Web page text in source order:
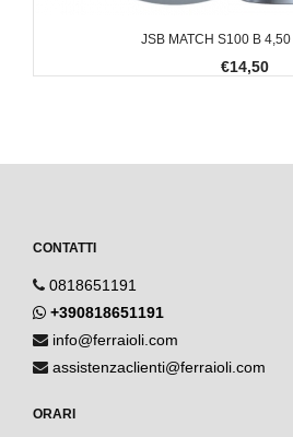
JSB MATCH S100 B
€14,50
CONTATTI
0818651191
+390818651191
info@ferraioli.com
assistenzaclienti@ferraioli.com
ORARI